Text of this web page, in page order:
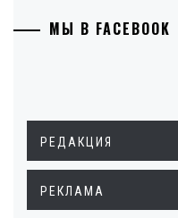
МЫ В FACEBOOK
РЕДАКЦИЯ
РЕКЛАМА